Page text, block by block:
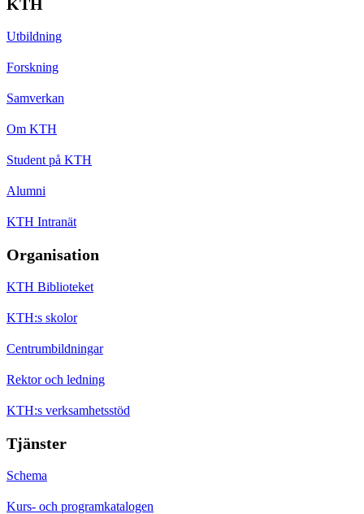
KTH
Utbildning
Forskning
Samverkan
Om KTH
Student på KTH
Alumni
KTH Intranät
Organisation
KTH Biblioteket
KTH:s skolor
Centrumbildningar
Rektor och ledning
KTH:s verksamhetsstöd
Tjänster
Schema
Kurs- och programkatalogen